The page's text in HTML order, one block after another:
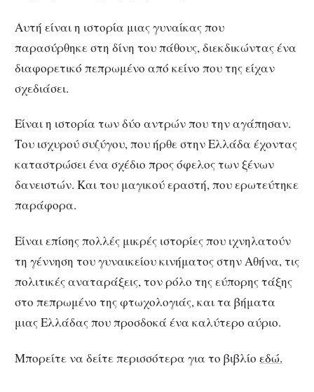
Αυτή είναι η ιστορία μιας γυναίκας που
παρασύρθηκε στη δίνη του πάθους, διεκδικώντας ένα
διαφορετικό πεπρωμένο από κείνο που της είχαν
σχεδιάσει.
Είναι η ιστορία των δύο αντρών που την αγάπησαν.
Του ισχυρού συζύγου, που ήρθε στην Ελλάδα έχοντας
καταστρώσει ένα σχέδιο προς όφελος των ξένων
δανειστών. Και του μαγικού εραστή, που ερωτεύτηκε
παράφορα.
Είναι επίσης πολλές μικρές ιστορίες που ιχνηλατούν
τη γέννηση του γυναικείου κινήματος στην Αθήνα, τις
πολιτικές αναταράξεις, τον ρόλο της εύπορης τάξης
στο πεπρωμένο της φτωχολογιάς, και τα βήματα
μιας Ελλάδας που προσδοκά ένα καλύτερο αύριο.
Μπορείτε να δείτε περισσότερα για το βιβλίο εδώ.